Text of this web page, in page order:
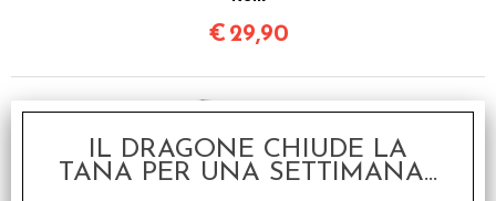
€ 29,90
IL DRAGONE CHIUDE LA
TANA PER UNA SETTIMANA...